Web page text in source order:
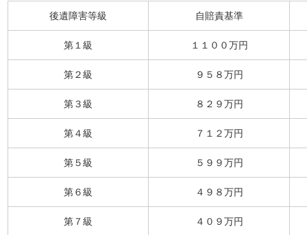
後遺障害等級 自賠責基準
第１級 １１００万円
第２級 ９５８万円
第３級 ８２９万円
第４級 ７１２万円
第５級 ５９９万円
第６級 ４９８万円
第７級 ４０９万円